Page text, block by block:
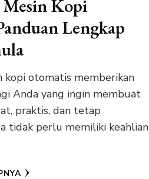
Mesin Kopi
Lengkap
kopi otomatis memberikan
Anda yang ingin membuat
praktis, dan tetap
tidak perlu memiliki keahlian